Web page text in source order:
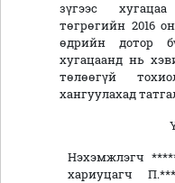
зүгээс
төгрөгийн 2016
өдрийн дотор
хугацаанд нь
төлөөгүй
хангуулахад
Нэхэмжлэгч
хариуцагч